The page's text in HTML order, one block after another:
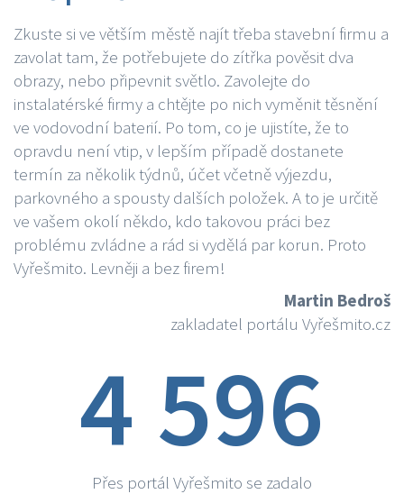
Zkuste si ve větším městě najít třeba stavební firmu a
zavolat tam, že potřebujete do zítřka pověsit dva
obrazy, nebo připevnit světlo. Zavolejte do
instalatérské firmy a chtějte po nich vyměnit těsnění
ve vodovodní baterií. Po tom, co je ujistíte, že to
opravdu není vtip, v lepším případě dostanete
termín za několik týdnů, účet včetně výjezdu,
parkovného a spousty dalších položek. A to je určitě
ve vašem okolí někdo, kdo takovou práci bez
problému zvládne a rád si vydělá par korun. Proto
Vyřešmito. Levněji a bez firem!
Martin Bedroš
zakladatel portálu Vyřešmito.cz
4 596
Přes portál Vyřešmito se zadalo